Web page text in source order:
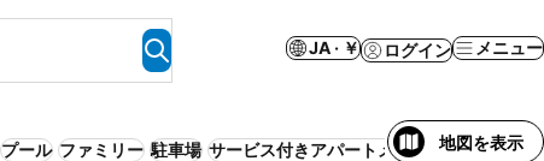
JA · ￥ ログイン メニュー
プール ファミリー 駐車場 サービス付きアパートメント カップル
地図を表示